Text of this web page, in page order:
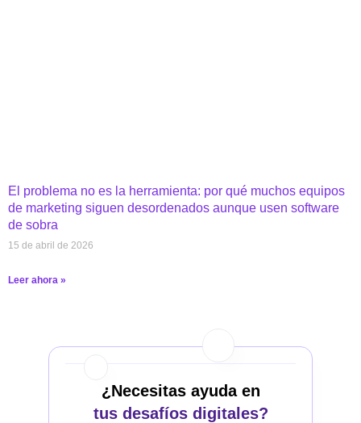
El problema no es la herramienta: por qué muchos equipos
de marketing siguen desordenados aunque usen software
de sobra
15 de abril de 2026
Leer ahora »
¿Necesitas ayuda en
tus desafíos digitales?